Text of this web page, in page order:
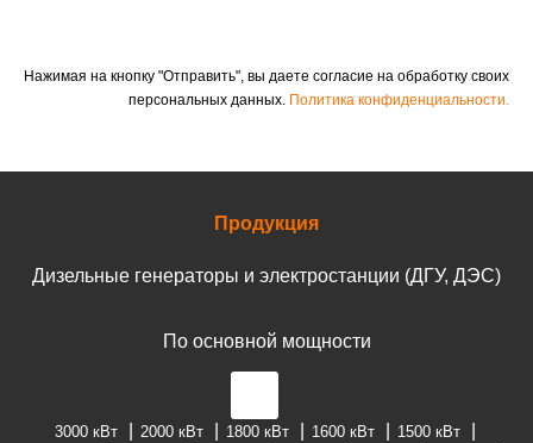
Нажимая на кнопку "Отправить", вы даете согласие на обработку своих
персональных данных. Политика конфиденциальности.
Продукция
Дизельные генераторы и электростанции (ДГУ, ДЭС)
По основной мощности
3000 кВт 2000 кВт 1800 кВт 1600 кВт
1500 кВт